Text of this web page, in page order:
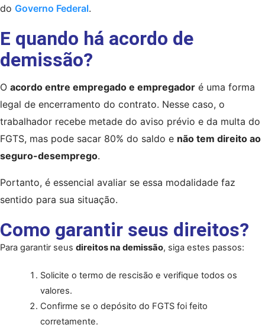
do Governo Federal.
E quando há acordo de
demissão?
O acordo entre empregado e empregador é uma forma
legal de encerramento do contrato. Nesse caso, o
trabalhador recebe metade do aviso prévio e da multa do
FGTS, mas pode sacar 80% do saldo e não tem direito ao
seguro-desemprego.
Portanto, é essencial avaliar se essa modalidade faz
sentido para sua situação.
Como garantir seus direitos?
Para garantir seus direitos na demissão, siga estes passos:
Solicite o termo de rescisão e verifique todos os
valores.
Confirme se o depósito do FGTS foi feito
corretamente.